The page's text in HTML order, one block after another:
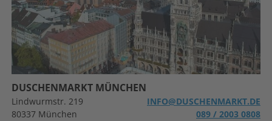
DUSCHENMARKT MÜNCHEN
Lindwurmstr. 219
80337 München
INFO@DUSCHENMARKT.DE
089 / 2003 0808